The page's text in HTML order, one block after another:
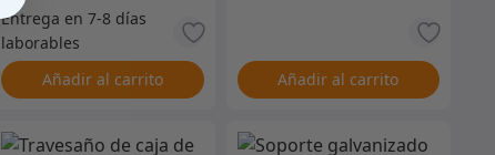
Añadir al carrito Añadir al carrito